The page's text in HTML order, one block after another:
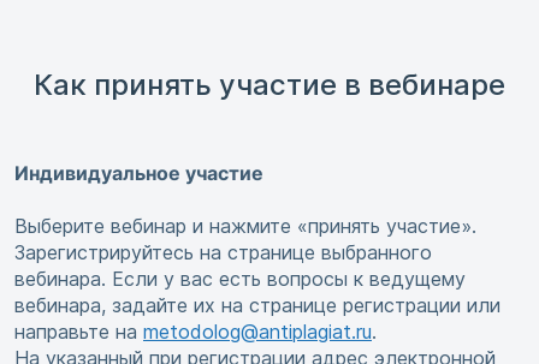
Как принять участие в вебинаре
Индивидуальное участие
Выберите вебинар и нажмите «принять участие».
Зарегистрируйтесь на странице выбранного
вебинара. Если у вас есть вопросы к ведущему
вебинара, задайте их на странице регистрации или
направьте на metodolog@antiplagiat.ru.
На указанный при регистрации адрес электронной